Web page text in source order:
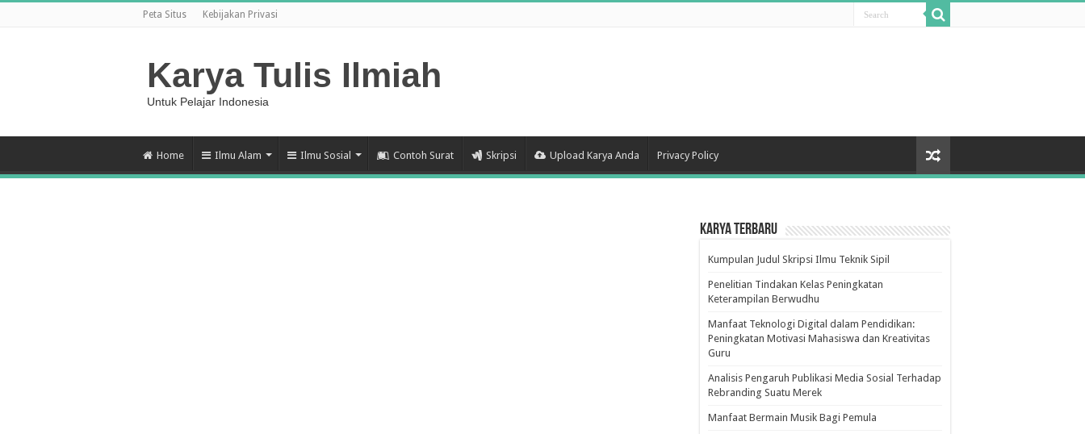
Peta Situs Kebijakan Privasi
Karya Tulis Ilmiah
Untuk Pelajar Indonesia
Home Ilmu Alam Ilmu Sosial Contoh Surat Skripsi Upload Karya Anda Privacy Policy
Karya Terbaru
Kumpulan Judul Skripsi Ilmu Teknik Sipil
Penelitian Tindakan Kelas Peningkatan
Keterampilan Berwudhu
Manfaat Teknologi Digital dalam Pendidikan:
Peningkatan Motivasi Mahasiswa dan Kreativitas
Guru
Analisis Pengaruh Publikasi Media Sosial Terhadap
Rebranding Suatu Merek
Manfaat Bermain Musik Bagi Pemula